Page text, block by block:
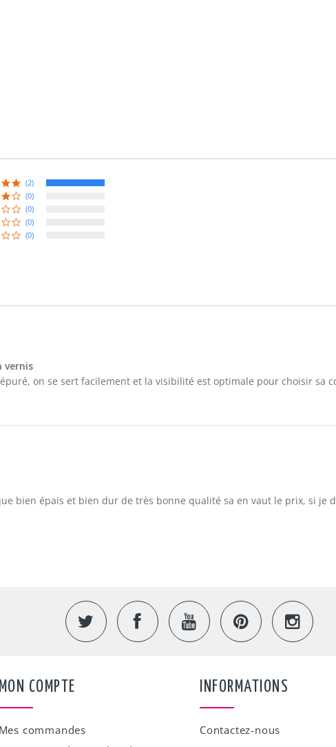
(2)
(0)
(0)
(0)
(0)
vernis
on se sert facilement et la visibilité est optimale pour choisir sa
bien épais et bien dur de très bonne qualité sa en vaut le prix, si je
MON COMPTE
Mes commandes
INFORMATIONS
Contactez-nous